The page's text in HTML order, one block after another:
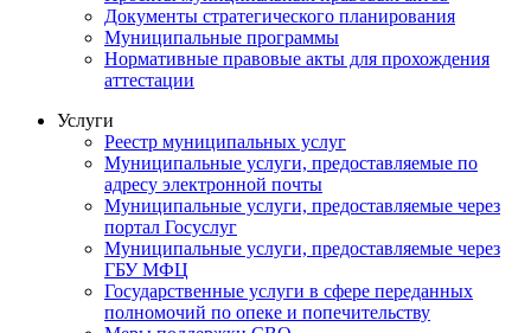
Документы стратегического планирования
Муниципальные программы
Нормативные правовые акты для прохождения
аттестации
Услуги
Реестр муниципальных услуг
Муниципальные услуги, предоставляемые по
адресу электронной почты
Муниципальные услуги, предоставляемые через
портал Госуслуг
Муниципальные услуги, предоставляемые через
ГБУ МФЦ
Государственные услуги в сфере переданных
полномочий по опеке и попечительству